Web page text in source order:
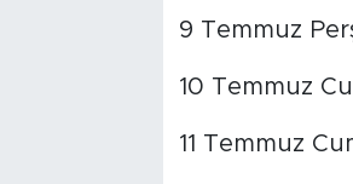
9 Temmuz
10 Temmuz
11 Temmuz